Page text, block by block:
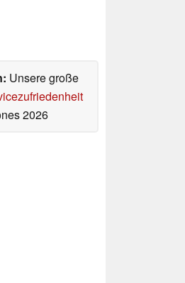
Unsere große
2026